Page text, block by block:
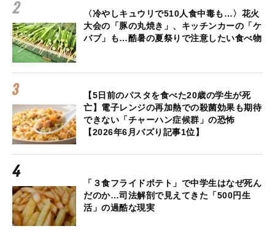
〈冷やしキュウリで510人食中毒も…〉花火
大会の「豚の丸焼き」、キッチンカーの「ケ
バブ」も…酷暑の夏祭りで注意したい食べ物
【5日前のパスタを食べた20歳の学生が死
亡】電子レンジの再加熱での殺菌効果も期待
できない「チャーハン症候群」の恐怖
【2026年6月バズり記事1位】
「３食フライドポテト」で中学生はなぜ死ん
だのか…司法解剖で見えてきた「500円生
活」の過酷な現実